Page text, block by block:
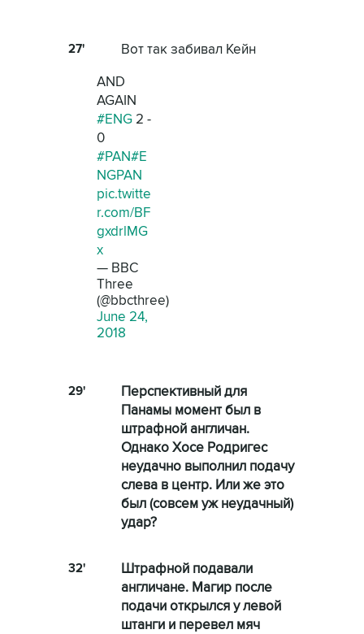
27'
Вот так забивал Кейн
AND
AGAIN
#ENG 2 -
0
#PAN#E
NGPAN
pic.twitte
r.com/BF
gxdrlMG
x
— BBC
Three
(@bbcthree)
June 24,
2018
29'
Перспективный для
Панамы момент был в
штрафной англичан.
Однако Хосе Родригес
неудачно выполнил подачу
слева в центр. Или же это
был (совсем уж неудачный)
удар?
32'
Штрафной подавали
англичане. Магир после
подачи открылся у левой
штанги и перевел мяч